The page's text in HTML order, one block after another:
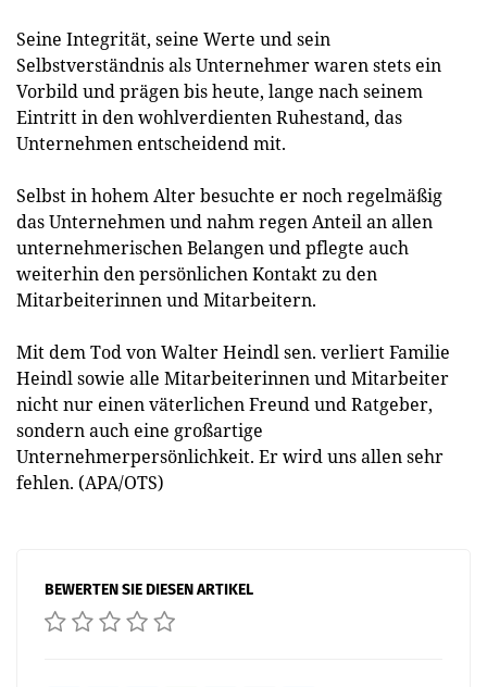
Seine Integrität, seine Werte und sein
Selbstverständnis als Unternehmer waren stets ein
Vorbild und prägen bis heute, lange nach seinem
Eintritt in den wohlverdienten Ruhestand, das
Unternehmen entscheidend mit.
Selbst in hohem Alter besuchte er noch regelmäßig
das Unternehmen und nahm regen Anteil an allen
unternehmerischen Belangen und pflegte auch
weiterhin den persönlichen Kontakt zu den
Mitarbeiterinnen und Mitarbeitern.
Mit dem Tod von Walter Heindl sen. verliert Familie
Heindl sowie alle Mitarbeiterinnen und Mitarbeiter
nicht nur einen väterlichen Freund und Ratgeber,
sondern auch eine großartige
Unternehmerpersönlichkeit. Er wird uns allen sehr
fehlen. (APA/OTS)
BEWERTEN SIE DIESEN ARTIKEL